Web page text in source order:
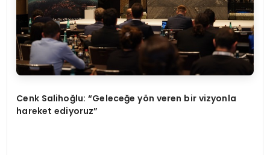
Cenk Salihoğlu: “Geleceğe yön veren bir vizyonla
hareket ediyoruz”